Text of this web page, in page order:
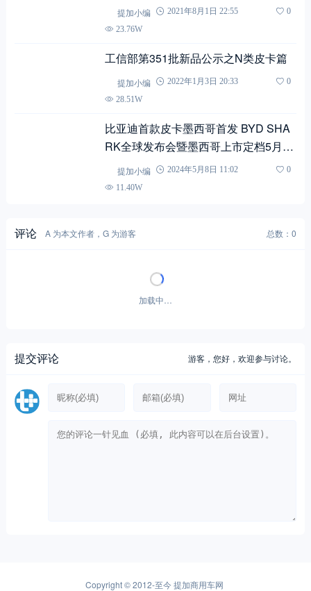
本型分析上篇
提加小编 2021年8月1日 22:55
0
23.76W
工信部第351批新品公示之N类皮卡篇
提加小编 2022年1月3日 20:33
0
28.51W
比亚迪首款皮卡墨西哥首发 BYD SHA
RK全球发布会暨墨西哥上市定档5月14
提加小编 2024年5月8日 11:02
0
11.40W
评论 A 为本文作者，G 为游客 总数：0
加载中…
提交评论 游客，您好，欢迎参与讨论。
Copyright © 2012-至今提加商用车网